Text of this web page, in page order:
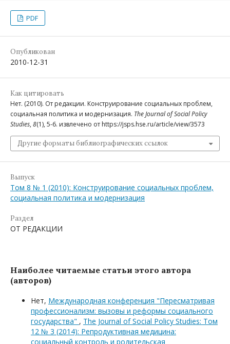
PDF
Опубликован
2010-12-31
Как цитировать
Нет. (2010). От редакции. Конструирование социальных проблем,
социальная политика и модернизация. The Journal of Social Policy
Studies, 8(1), 5-6. извлечено от https://jsps.hse.ru/article/view/3573
Другие форматы библиографических ссылок
Выпуск
Том 8 № 1 (2010): Конструирование социальных проблем,
социальная политика и модернизация
Раздел
ОТ РЕДАКЦИИ
Наиболее читаемые статьи этого автора
(авторов)
Нет, Международная конференция "Пересматривая
профессионализм: вызовы и реформы социального
государства" , The Journal of Social Policy Studies: Том
12 № 3 (2014): Репродуктивная медицина:
социальный контроль и родительская